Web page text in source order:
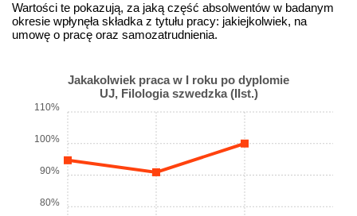
Wartości te pokazują, za jaką część absolwentów w badanym
okresie wpłynęła składka z tytułu pracy: jakiejkolwiek, na
umowę o pracę oraz samozatrudnienia.
Jakakolwiek praca w I roku po dyplomie
UJ, Filologia szwedzka (IIst.)
80%
90%
100%
110%